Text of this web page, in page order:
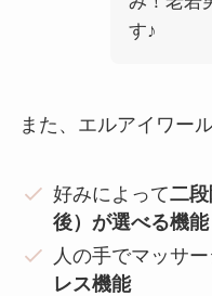
す♪
また、エルアイワー
好みによって二
後）が選べる機能
人の手でマッサ
レス機能